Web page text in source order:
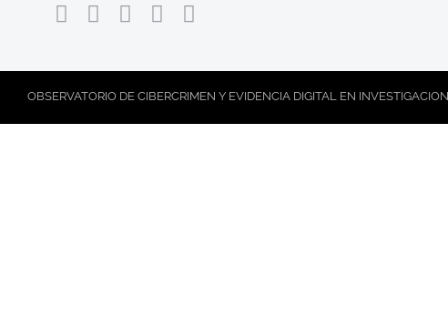
OBSERVATORIO DE CIBERCRIMEN Y EVIDENCIA DIGITAL EN